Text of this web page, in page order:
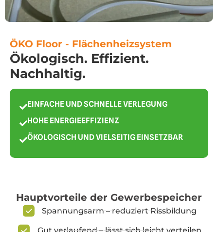
ÖKO Floor - Flächenheizsystem
Ökologisch. Effizient.
Nachhaltig.
EINFACHE UND SCHNELLE VERLEGUNG
HOHE ENERGIEEFFIZIENZ
ÖKOLOGISCH UND VIELSEITIG EINSETZBAR
Hauptvorteile der Gewerbespeicher
Spannungsarm – reduziert Rissbildung